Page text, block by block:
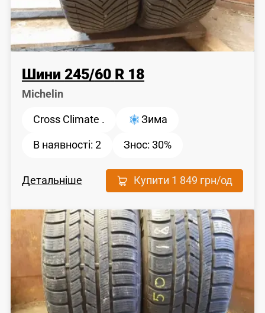
Шини 245/60 R 18
Michelin
Cross Climate . Зима
В наявності: 2 Знос:30%
Детальніше Купити 1 849 грн/од